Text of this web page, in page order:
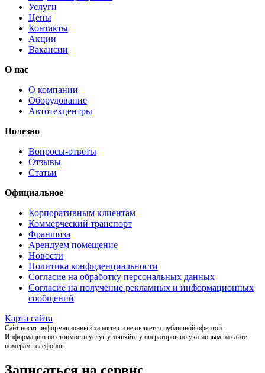
Услуги
Цены
Контакты
Акции
Вакансии
О нас
О компании
Оборудование
Автотехцентры
Полезно
Вопросы-ответы
Отзывы
Статьи
Официальное
Корпоративным клиентам
Коммерческий транспорт
Франшиза
Арендуем помещение
Новости
Политика конфиденциальности
Согласие на обработку персональных данных
Согласие на получение рекламных и информационных
сообщений
Карта сайта
Сайт носит информационный характер и не является публичной офертой.
Информацию по стоимости услуг уточняйте у операторов по указанным на сайте
номерам телефонов
Записаться на сервис